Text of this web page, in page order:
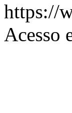
https://
Acesso